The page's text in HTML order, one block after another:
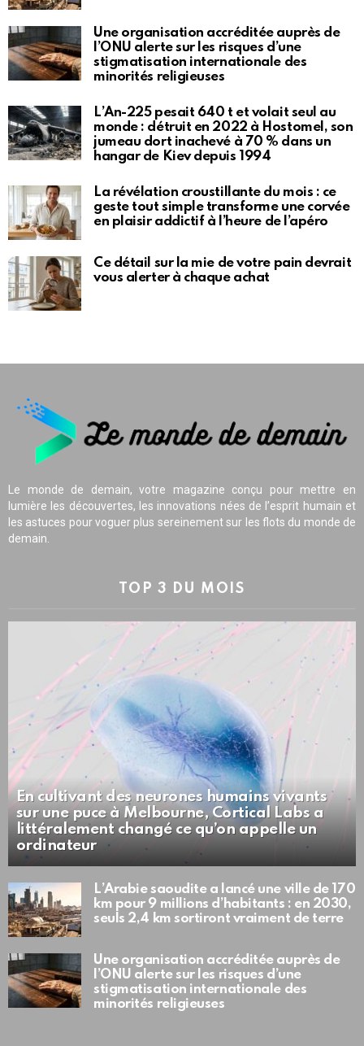
Une organisation accréditée auprès de
l’ONU alerte sur les risques d’une
stigmatisation internationale des
minorités religieuses
L’An-225 pesait 640 t et volait seul au
monde : détruit en 2022 à Hostomel, son
jumeau dort inachevé à 70 % dans un
hangar de Kiev depuis 1994
La révélation croustillante du mois : ce
geste tout simple transforme une corvée
en plaisir addictif à l’heure de l’apéro
Ce détail sur la mie de votre pain devrait
vous alerter à chaque achat
Le monde de demain, votre magazine conçu pour mettre en
lumière les découvertes, les innovations nées de l’esprit humain et
les astuces pour voguer plus sereinement sur les flots du monde de
demain.
TOP 3 DU MOIS
En cultivant des neurones humains vivants
sur une puce à Melbourne, Cortical Labs a
littéralement changé ce qu’on appelle un
ordinateur
L’Arabie saoudite a lancé une ville de 170
km pour 9 millions d’habitants : en 2030,
seuls 2,4 km sortiront vraiment de terre
Une organisation accréditée auprès de
l’ONU alerte sur les risques d’une
stigmatisation internationale des
minorités religieuses